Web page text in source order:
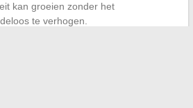
kan groeien zonder het
te verhogen.